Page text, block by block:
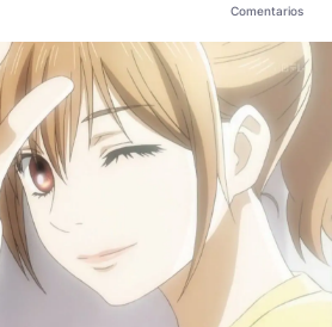
Comentarios